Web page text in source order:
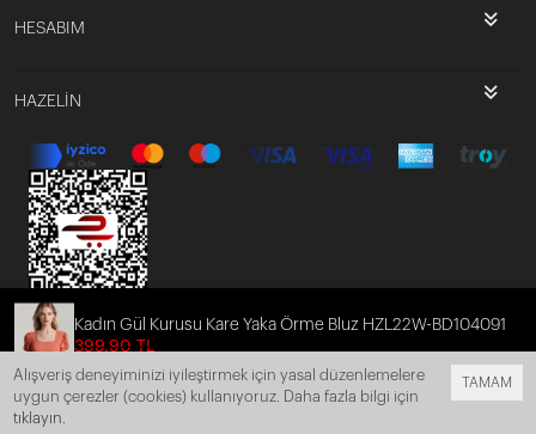
Kadın Gül Kurusu Kare Yaka Örme Bluz HZL22W-BD104091
399,90 TL
HESABIM
HAZELİN
TAMAM
Alışveriş deneyiminizi iyileştirmek için yasal düzenlemelere
uygun çerezler (cookies) kullanıyoruz. Daha fazla bilgi için
tıklayın